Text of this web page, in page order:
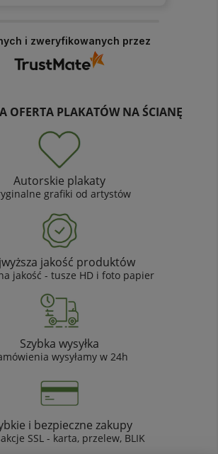
i zweryfikowanych przez
OFERTA PLAKATÓW NA ŚCIANĘ
Autorskie plakaty
grafiki od artystów
jakość produktów
jakość - tusze HD i foto papier
Szybka wysyłka
wysyłamy w 24h
i bezpieczne zakupy
SSL - karta, przelew, BLIK